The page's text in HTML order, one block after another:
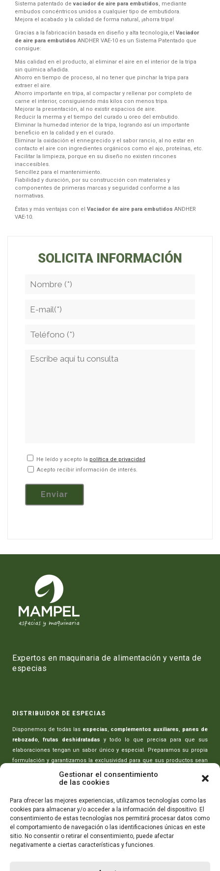
Gestionar el consentimiento
de las cookies
Para ofrecer las mejores experiencias, utilizamos tecnologías como las
cookies para almacenar y/o acceder a la información del dispositivo. El
consentimiento de estas tecnologías nos permitirá procesar datos como
el comportamiento de navegación o las identificaciones únicas en este
sitio. No consentir o retirar el consentimiento, puede afectar
negativamente a ciertas características y funciones.
Sistema patentado devaciador de aire para embutidos, mediante
embudos concéntricos unidos a cualquier tipo de embutidora.
Mejora el acabado y la calidad de forma natural, ¡ahorra tripa!
Gracias a la fabricación basada en diseño y alta tecnología,el Vaciador
de aire para embutidos ANDHER VAE-10 es un Sistema Patentado que
consigue:
Más calidad en el producto, al eliminar el aire en el interior de la tripa
sin química añadida.
Ahorro en tiempo de proceso, al no tener que pinchar la tripa para
extraer el aire.
Ahorro importante en tripa, al compactar y rellenar por completo de
carne el interior, consiguiendo más kilos con menos tripa.
Mejorar la presentación, al no existir espacios de aire.
Reducir la merma y el tiempo del curado u oreo del embutido.
Eliminar la humedad interior de la tripa, logrando así un importante
beneficio en la calidad y en el curado.
Eliminar la oxidación el ennegrecido y el sabor rancio, al no estar en
contacto el aire con ingredientes orgánicos como el ajo, proteínas, etc.
Facilitar la limpieza, porque en su diseño no existen rincones
inaccesibles.
Sencillez para el mantenimiento.
Fiabilidad y duración, por su construcción con materiales y
componentes de primeras marcas y seguridad conforme a las
normativas.
Éstas y más ventajas con el Vaciador de aire para embutidos ANDHER
VAE-10.
SOLICITA INFORMACIÓN
He leído y acepto la política de privacidad
Acepto recibir información de interés.
Expertos en maquinaria de alimentación y venta de
especias
DISTRIBUIDOR DE ESPECIAS
Disponemos de todas las especias, complementos auxiliares, panes de
rebozado, frutas deshidratadas y todo lo que precisa para que sus
elaboraciones tengan un sabor único y especial. Preparamos su propia
formulación y garantizamos la exclusividad para que sus productos sean
Toda la maquinaria necesaria para realizar sus elaboraciones:picadoras
de carne,amasadoras-mezcladoras, máquinas rellenado de embutidos,
máquinas de envasado,cortadoras de embutidosy todo lo que necesita
para que sus productos tengan la máxima calidad.